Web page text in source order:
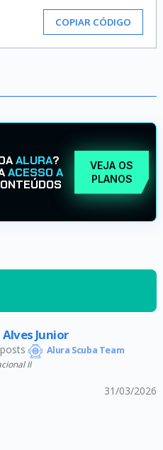
COPIAR CÓDIGO
ALURA?
ACESSO A
VEJA OS
PLANOS
Junior
Alura Scuba Team
II
31/03/2026